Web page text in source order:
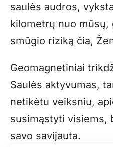
saulės audros,
kilometrų nuo
smūgio riziką čia,
Geomagnetiniai
Saulės aktyvumas,
netikėtu veiksniu,
susimąstyti visiems,
savo savijauta.